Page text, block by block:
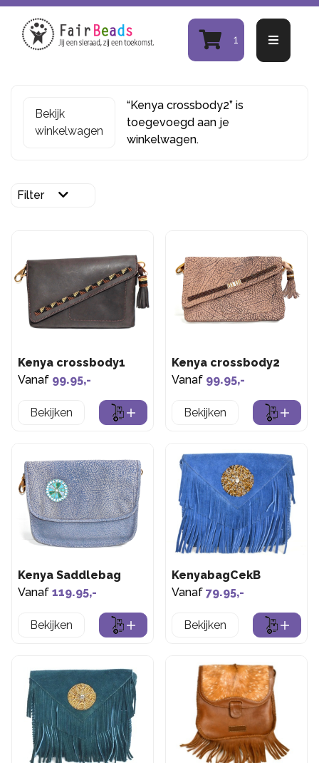
1
Bekijk
winkelwagen
“Kenya crossbody2” is
toegevoegd aan je
winkelwagen.
Filter
Kenya crossbody1
Vanaf 99.95,-
Bekijken
Kenya crossbody2
Vanaf 99.95,-
Bekijken
Kenya Saddlebag
Vanaf 119.95,-
Bekijken
KenyabagCekB
Vanaf 79.95,-
Bekijken